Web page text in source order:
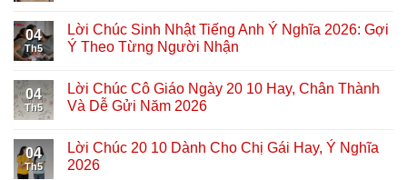
04
Th5
Lời Chúc Sinh Nhật Tiếng Anh Ý Nghĩa 2026: Gợi
Ý Theo Từng Người Nhận
04
Th5
Lời Chúc Cô Giáo Ngày 20 10 Hay, Chân Thành
Và Dễ Gửi Năm 2026
04
Th5
Lời Chúc 20 10 Dành Cho Chị Gái Hay, Ý Nghĩa
2026